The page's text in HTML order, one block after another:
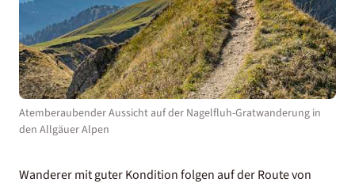
Atemberaubender Aussicht auf der Nagelfluh-Gratwanderung in
den Allgäuer Alpen
Wanderer mit guter Kondition folgen auf der Route von